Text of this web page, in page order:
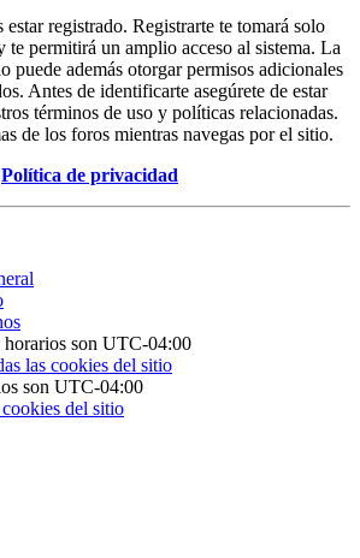
estar registrado. Registrarte te tomará solo
te permitirá un amplio acceso al sistema. La
puede además otorgar permisos adicionales
Antes de identificarte asegúrete de estar
términos de uso y políticas relacionadas.
de los foros mientras navegas por el sitio.
Política de privacidad
son UTC-04:00
las cookies del sitio
son UTC-04:00
del sitio